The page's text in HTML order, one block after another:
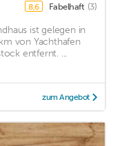
8,6 Fabelhaft (3)
ist gelegen in
von Yachthafen
entfernt. ...
zum Angebot